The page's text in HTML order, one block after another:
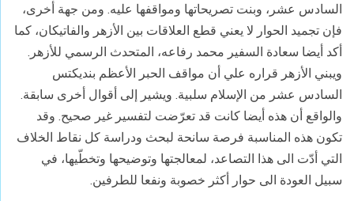
السادس عشر، وبنت تصريحاتها ومواقفها عليه. ومن جهة أخرى،
فإن تجميد الحوار لا يعني قطع العلاقات بين الأزهر والفاتيكان، كما
أكد أيضا سعادة السفير محمد رفاعه، المتحدث الرسمي للأزهر.
ويبني الأزهر قراره علي أن مواقف الحبر الأعظم بنديكتس
السادس عشر من الإسلام سلبية. ويشير إلى أقوال أخرى سابقة.
والواقع أن هذه أيضا كانت قد تعرّضت لتفسير غير صحيح. وقد
تكون هذه المناسبة فرصة سانحة لبحث ودراسة كل نقاط الخلاف
التي أدّت الى هذا التصاعد، لمعالجتها وتوضيحها وتخطّيها، في
سبيل العودة الى حوار أكثر خصوبة ونفعا للطرفين.